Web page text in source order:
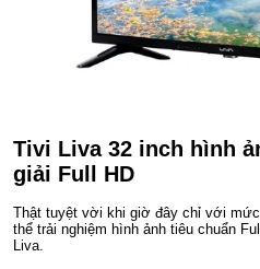
Tivi Liva 32 inch hình
giải Full HD
Thật tuyệt vời khi giờ đây chỉ với
thể trải nghiệm hình ảnh tiêu chuẩn
Liva.